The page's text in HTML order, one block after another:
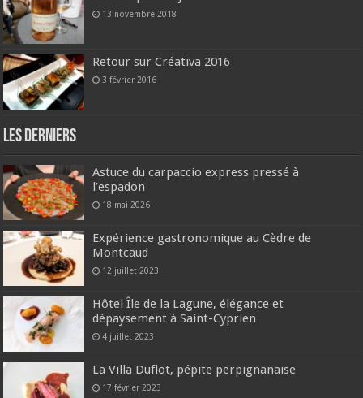
13 novembre 2018
Retour sur Créativa 2016
3 février 2016
Les derniers
Astuce du carpaccio express pressé à
l’espadon
18 mai 2026
Expérience gastronomique au Cèdre de
Montcaud
12 juillet 2023
Hôtel Île de la Lagune, élégance et
dépaysement à Saint-Cyprien
4 juillet 2023
La Villa Duflot, pépite perpignanaise
17 février 2023